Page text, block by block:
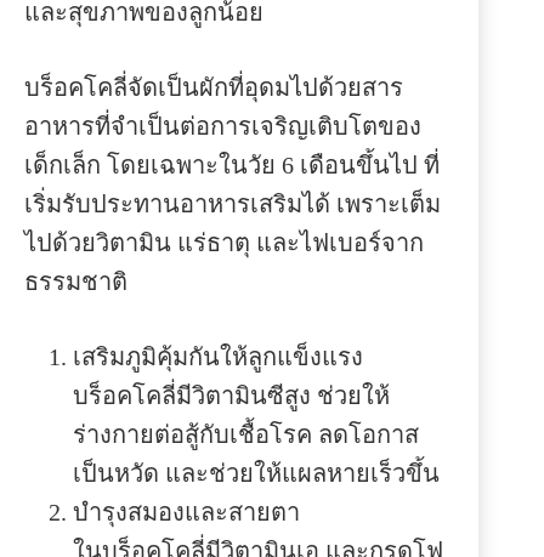
และสุขภาพของลูกน้อย
บร็อคโคลี่จัดเป็นผักที่อุดมไปด้วยสาร
อาหารที่จำเป็นต่อการเจริญเติบโตของ
เด็กเล็ก โดยเฉพาะในวัย 6 เดือนขึ้นไป ที่
เริ่มรับประทานอาหารเสริมได้ เพราะเต็ม
ไปด้วยวิตามิน แร่ธาตุ และไฟเบอร์จาก
ธรรมชาติ
เสริมภูมิคุ้มกันให้ลูกแข็งแรง
บร็อคโคลี่มีวิตามินซีสูง ช่วยให้
ร่างกายต่อสู้กับเชื้อโรค ลดโอกาส
เป็นหวัด และช่วยให้แผลหายเร็วขึ้น
บำรุงสมองและสายตา
ในบร็อคโคลี่มีวิตามินเอ และกรดโฟ